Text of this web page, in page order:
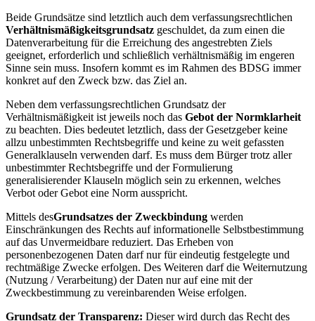
Beide Grundsätze sind letztlich auch dem verfassungsrechtlichen
Verhältnismäßigkeitsgrundsatz geschuldet, da zum einen die
Datenverarbeitung für die Erreichung des angestrebten Ziels
geeignet, erforderlich und schließlich verhältnismäßig im engeren
Sinne sein muss. Insofern kommt es im Rahmen des BDSG immer
konkret auf den Zweck bzw. das Ziel an.
Neben dem verfassungsrechtlichen Grundsatz der
Verhältnismäßigkeit ist jeweils noch das Gebot der Normklarheit
zu beachten. Dies bedeutet letztlich, dass der Gesetzgeber keine
allzu unbestimmten Rechtsbegriffe und keine zu weit gefassten
Generalklauseln verwenden darf. Es muss dem Bürger trotz aller
unbestimmter Rechtsbegriffe und der Formulierung
generalisierender Klauseln möglich sein zu erkennen, welches
Verbot oder Gebot eine Norm ausspricht.
Mittels desGrundsatzes der Zweckbindung werden
Einschränkungen des Rechts auf informationelle Selbstbestimmung
auf das Unvermeidbare reduziert. Das Erheben von
personenbezogenen Daten darf nur für eindeutig festgelegte und
rechtmäßige Zwecke erfolgen. Des Weiteren darf die Weiternutzung
(Nutzung / Verarbeitung) der Daten nur auf eine mit der
Zweckbestimmung zu vereinbarenden Weise erfolgen.
Grundsatz der Transparenz: Dieser wird durch das Recht des